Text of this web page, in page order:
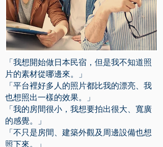
「我想開始做日本民宿，但是我不知道照
片的素材從哪邊來。」
「平台裡好多人的照片都比我的漂亮、我
也想照出一樣的效果。」
「我的房間很小，我想要拍出很大、寬廣
的感覺。」
「不只是房間、建築外觀及周邊設備也想
照下來。」